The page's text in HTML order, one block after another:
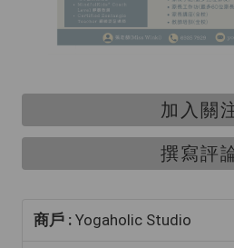
加入關
撰寫評
商戶 : Yogaholic Studio